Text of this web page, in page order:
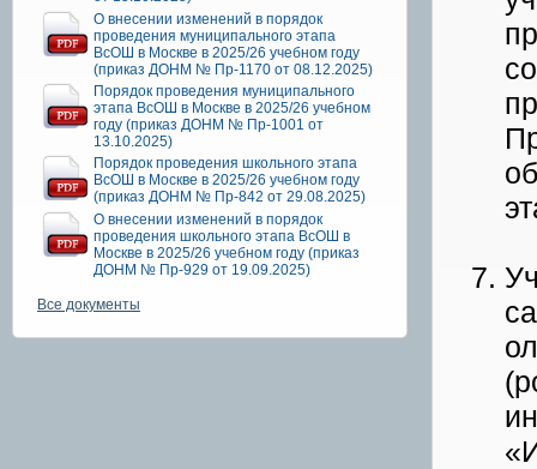
О внесении изменений в порядок
проведения муниципального этапа
ВсОШ в Москве в 2025/26 учебном году
(приказ ДОНМ № Пр-1170 от 08.12.2025)
Порядок проведения муниципального
этапа ВсОШ в Москве в 2025/26 учебном
году (приказ ДОНМ № Пр-1001 от
13.10.2025)
Порядок проведения школьного этапа
ВсОШ в Москве в 2025/26 учебном году
(приказ ДОНМ № Пр-842 от 29.08.2025)
О внесении изменений в порядок
проведения школьного этапа ВсОШ в
Москве в 2025/26 учебном году (приказ
ДОНМ № Пр-929 от 19.09.2025)
Все документы